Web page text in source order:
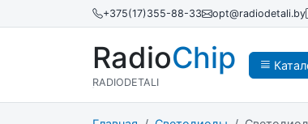
+375(17)355-88-33 opt@radiodetali.by
RadioChip
RADIODETALI